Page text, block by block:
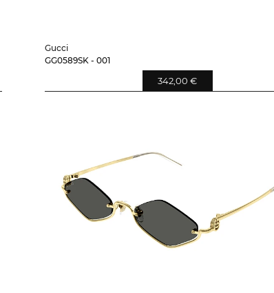
Gucci
GG0589SK - 001
342,00 €